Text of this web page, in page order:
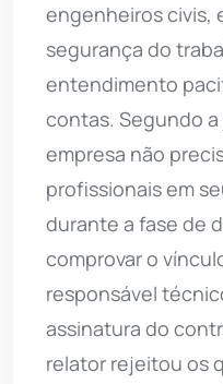
engenheiros civis,
segurança do
entendimento
contas. Segundo
empresa não
profissionais em
durante a fase de
comprovar o
responsável
assinatura do
relator rejeitou os